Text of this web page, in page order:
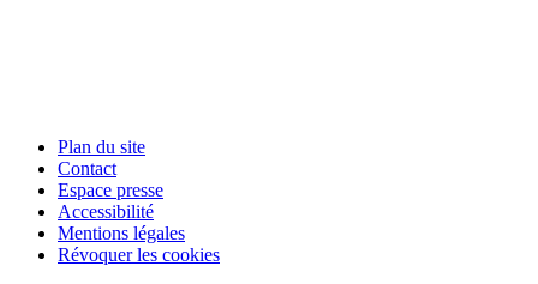
Plan du site
Contact
Espace presse
Accessibilité
Mentions légales
Révoquer les cookies